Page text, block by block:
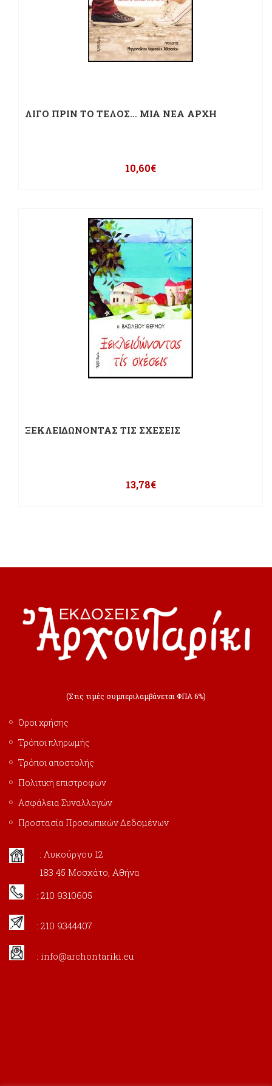
ΛΙΓΟ ΠΡΙΝ ΤΟ ΤΕΛΟΣ… ΜΙΑ ΝΕΑ ΑΡΧΗ
10,60€
ΞΕΚΛΕΙΔΩΝΟΝΤΑΣ ΤΙΣ ΣΧΕΣΕΙΣ
13,78€
(Στις τιμές συμπεριλαμβάνεται ΦΠΑ 6%)
Όροι χρήσης
Τρόποι πληρωμής
Τρόποι αποστολής
Πολιτική επιστροφών
Ασφάλεια Συναλλαγών
Προστασία Προσωπικών Δεδομένων
: Λυκούργου 12
183 45 Μοσχάτο, Αθήνα
: 210 9310605
: 210 9344407
: info@archontariki.eu